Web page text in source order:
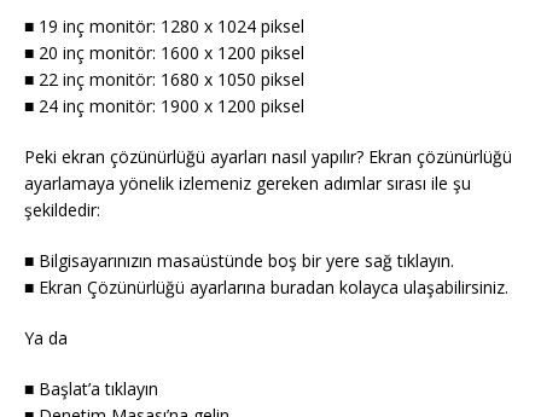
■ 19 inç monitör: 1280 x 1024 piksel
■ 20 inç monitör: 1600 x 1200 piksel
■ 22 inç monitör: 1680 x 1050 piksel
■ 24 inç monitör: 1900 x 1200 piksel
Peki ekran çözünürlüğü ayarları nasıl yapılır? Ekran çözünürlüğü
ayarlamaya yönelik izlemeniz gereken adımlar sırası ile şu
şekildedir:
■ Bilgisayarınızın masaüstünde boş bir yere sağ tıklayın.
■ Ekran Çözünürlüğü ayarlarına buradan kolayca ulaşabilirsiniz.
Ya da
■ Başlat’a tıklayın